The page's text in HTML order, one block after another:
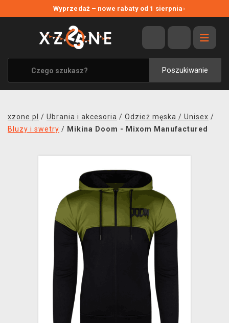
Wyprzedaż – nowe rabaty od 1 sierpnia›
Poszukiwanie
WYPRZEDAŻ
WSZYSTKIE MARKI
XZONE ORIGINALS
UBRANIA I AKCESORIA
SOUNDTRACKI
TRANSPORT
xzone.pl / Ubrania i akcesoria / Odzież męska / Unisex /
Bluzy i swetry / Mikina Doom - Mixom Manufactured